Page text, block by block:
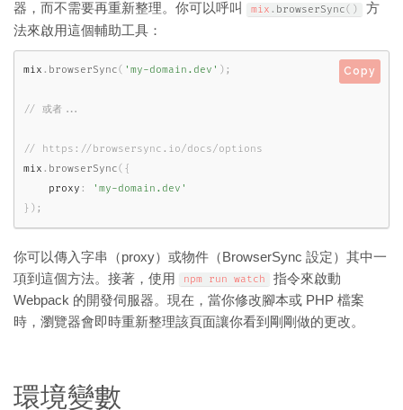
器，而不需要再重新整理。你可以呼叫
mix . browserSync( )
方
法來啟用這個輔助工具：
mix . browserSync( 'my-domain.dev' ) ;
mix . browserSync( {
    proxy
:
'my-domain.dev'
} ) ;
Copy
你可以傳入字串（proxy）或物件（BrowserSync 設定）其中一
項到這個方法。接著，使用
npm run watch
指令來啟動
Webpack 的開發伺服器。現在，當你修改腳本或 PHP 檔案
時，瀏覽器會即時重新整理該頁面讓你看到剛剛做的更改。
環境變數